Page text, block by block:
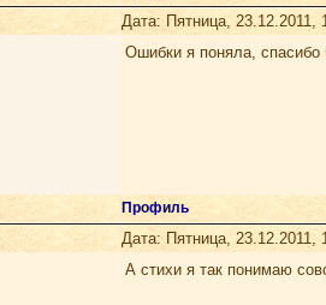
Дата: Пятница, 23.12.2011,
Ошибки я поняла, спасибо
Профиль
Дата: Пятница, 23.12.2011,
А стихи я так понимаю